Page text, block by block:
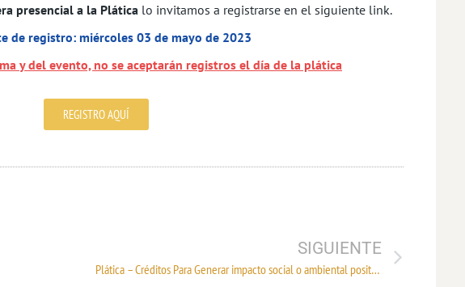
presencial a la Plática lo invitamos a registrarse en el siguiente link.
de registro: miércoles 03 de mayo de 2023
y del evento, no se aceptarán registros el día de la plática
REGISTRO AQUÍ
SIGUIENTE
Plática – Créditos Para Generar impacto social o ambiental positivo